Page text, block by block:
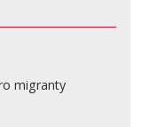
migranty